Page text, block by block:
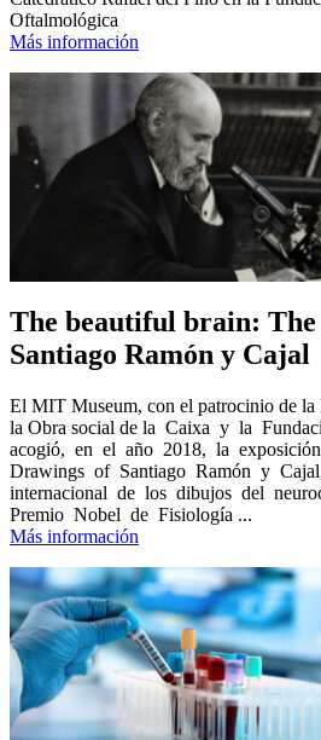
Oftalmológica
Más información
The beautiful brain:
Santiago Ramón y Cajal
El MIT Museum, con el patrocinio de la
la Obra social de la Caixa y la
acogió, en el año 2018, la
Drawings of Santiago Ramón y
internacional de los dibujos del
Premio Nobel de Fisiología ...
Más información